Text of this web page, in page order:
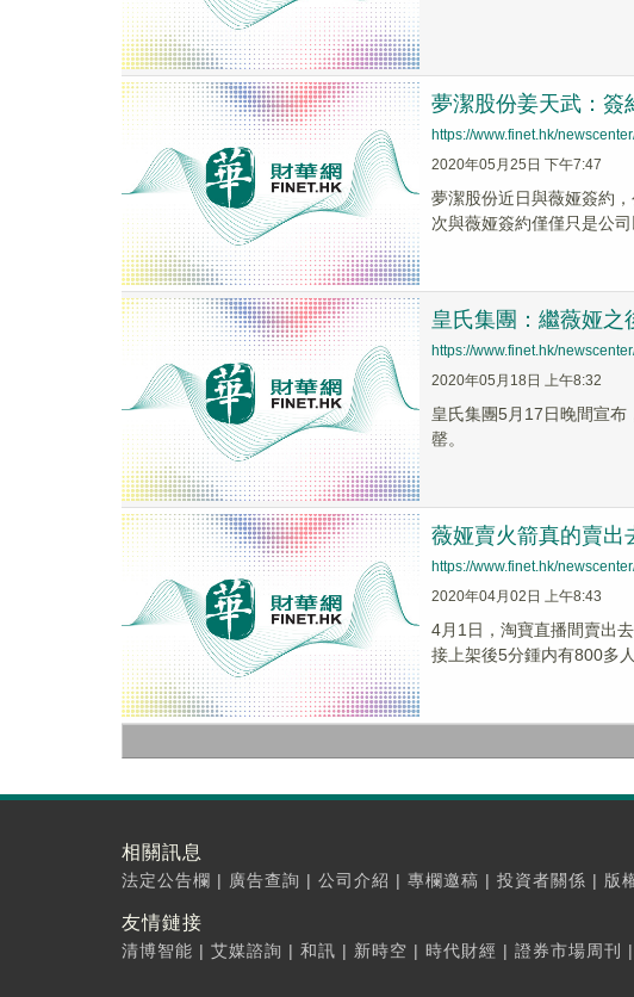
夢潔股份姜天武：簽
https://www.finet.hk/
2020年05月25日 下午7:47
夢潔股份近日與薇娅簽約
次與薇娅簽約僅僅只是公
皇氏集團：繼薇娅之
https://www.finet.hk/
2020年05月18日 上午8:32
皇氏集團5月17日晚間宣
罄。
薇娅賣火箭真的賣出
https://www.finet.hk/
2020年04月02日 上午8:43
4月1日，淘寶直播間賣出
接上架後5分鍾内有800多
相關訊息
法定公告欄 | 廣告查詢 | 公司介紹 | 專欄邀稿 | 投資者關係 | 版
友情鏈接
清博智能 | 艾媒諮詢 | 和訊 | 新時空 | 時代財經 | 證券市場周刊 |